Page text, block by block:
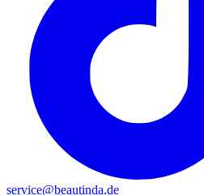
service@beautinda.de